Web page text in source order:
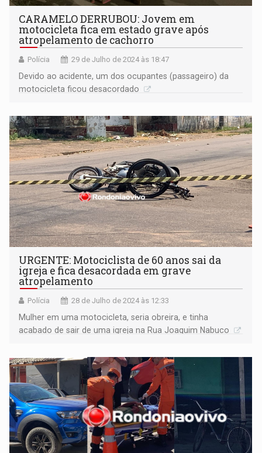
CARAMELO DERRUBOU: Jovem em
motocicleta fica em estado grave após
atropelamento de cachorro
Polícia 29 de Julho de 2024 às 18:47
Devido ao acidente, um dos ocupantes (passageiro) da
motocicleta ficou desacordado
URGENTE: Motociclista de 60 anos sai da
igreja e fica desacordada em grave
atropelamento
Polícia 28 de Julho de 2024 às 12:33
Mulher em uma motocicleta, seria obreira, e tinha
acabado de sair de uma igreja na Rua Joaquim Nabuco